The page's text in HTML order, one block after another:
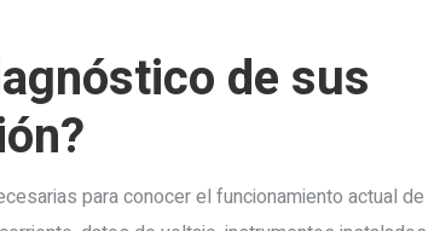
de sus
para conocer el funcionamiento actual de